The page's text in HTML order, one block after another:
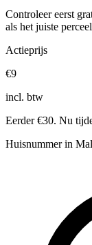
Controleer eerst
als het juiste
Actieprijs
€9
incl. btw
Eerder €30. Nu
Huisnummer in